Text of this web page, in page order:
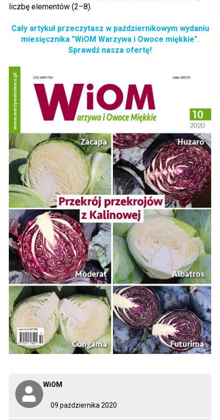
09 października 2020
WiOM
liczbę elementów (2–8).
Cały artykuł przeczytasz w październikowym wydaniu
miesięcznika "WiOM Warzywa i Owoce miękkie".
Sprawdź nasza ofertę!